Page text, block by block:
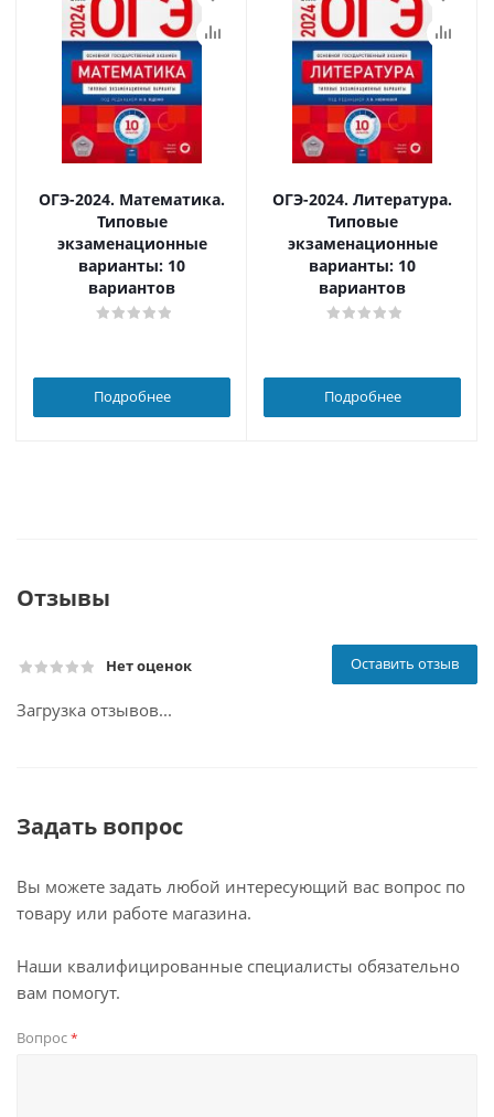
ОГЭ-2024. Математика.
Типовые
экзаменационные
варианты: 10
вариантов
Подробнее
ОГЭ-2024. Литература.
Типовые
экзаменационные
варианты: 10
вариантов
Подробнее
Отзывы
Нет оценок Оставить отзыв
Загрузка отзывов...
Задать вопрос
Вы можете задать любой интересующий вас вопрос по
товару или работе магазина.
Наши квалифицированные специалисты обязательно
вам помогут.
Вопрос*